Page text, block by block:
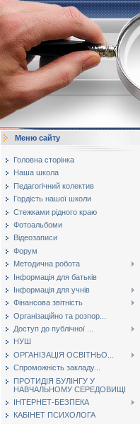
Меню сайту
Головна сторінка
Наша школа
Педагогічний колектив
Гордість нашої школи
Стежками рідного краю
Фотоальбоми
Відеозаписи
Форум
Методична робота
Інформація для батьків
Інформація для учнів
Фінансова звітність
Організаційно та розпор...
Доступ до публічної ...
НУШ
ОРГАНІЗАЦІЯ ОСВІТНЬО...
Спроможність закладу...
ПРОТИДІЯ БУЛІНГУ У
НАВЧАЛЬНОМУ СЕРЕДОВИЩІ
ІНТЕРНЕТ-БЕЗПЕКА
КАБІНЕТ ПСИХОЛОГА